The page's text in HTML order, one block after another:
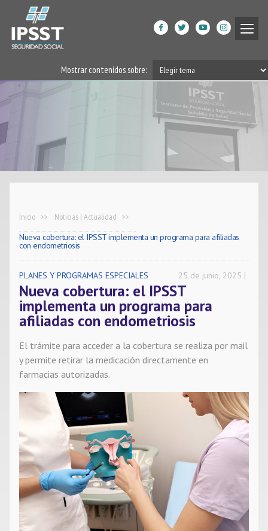
Institucional
Prestaciones de Salud
Acción Social
Beneficiarios
DPGRM Centro de Calidad
de Vida
Filiales
Noticias
Contacto
Mostrar contenidos sobre:
Inicio
Noticias | Actualidad
Nueva cobertura: el IPSST implementa un programa para afiliadas
con endometriosis
25 de junio, 2025
PLANES Y PROGRAMAS ESPECIALES
Nueva cobertura: el IPSST
implementa un programa para
afiliadas con endometriosis
El trámite para acceder a la cobertura se realiza por mail
y permite retirar la medicación directamente en
farmacias autorizadas.